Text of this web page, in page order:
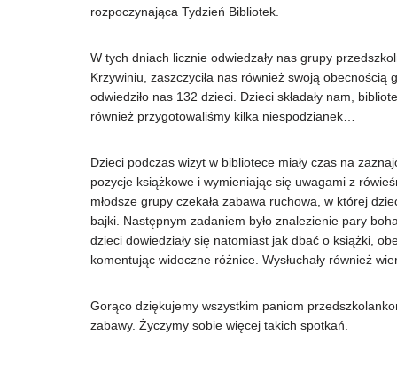
rozpoczynająca Tydzień Bibliotek.
W tych dniach licznie odwiedzały nas grupy
Krzywiniu, zaszczyciła nas również swoją
odwiedziło nas 132 dzieci. Dzieci składały nam,
również przygotowaliśmy kilka niespodzianek…
Dzieci podczas wizyt w bibliotece miały czas na
pozycje książkowe i wymieniając się uwagami z
młodsze grupy czekała zabawa ruchowa, w której
bajki. Następnym zadaniem było znalezienie pary
dzieci dowiedziały się natomiast jak dbać o książki,
komentując widoczne różnice. Wysłuchały również
Gorąco dziękujemy wszystkim paniom
zabawy. Życzymy sobie więcej takich spotkań.